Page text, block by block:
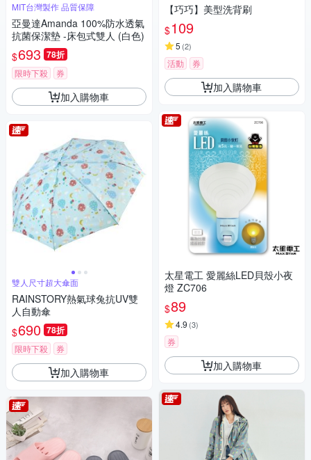
MIT台灣製作 品質保障
亞曼達Amanda 100%防水透氣
抗菌保潔墊 -床包式雙人 (白色)
$693 78折
限時下殺 券
加入購物車
雙人尺寸超大傘面
RAINSTORY熱氣球兔抗UV雙
人自動傘
$690 78折
限時下殺 券
加入購物車
【巧巧】美型洗背刷
$109
5 (2)
活動 券
加入購物車
太星電工 愛麗絲LED貝殼小夜
燈 ZC706
$89
4.9 (3)
券
加入購物車